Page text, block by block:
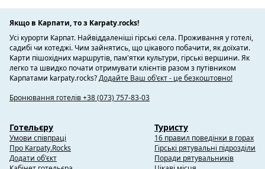
цінну продукцію - мед.
Територія села до її заселення, так і після формування
населеного пункту перебувала під володінням татар (1241,
1259 1538), угорців (1342), турків (1476, 1485, 1621, 1676),
росіян (1709, 1739, 1768), румунів (1918-1940, 1941-1944)
років. В 1899 році в австрійський період панування на
дізнаємося, що в тодішньому поселенні Горішні Станівці за
даними перепису населення 1890 р. проживало 1524 чол.
За національним складом вони були русини (українці). За
Якщо в Карпати, то з Karpaty.rocks!
Усі курорти Карпат. Найвіддаленіші гірські села. Проживання у готелі,
садибі чи котеджі. Чим зайнятись, що цікавого побачити, як доїхати.
Карти пішохідних маршрутів, пам'ятки культури, гірські вершини. Як
легко та швидко почати отримувати клієнтів разом з путівником
Карпатами karpaty.rocks?Додайте Ваш об'єкт - це безкоштовно!
Бронювання готелів +38 (073) 757-83-03
Готельєру
Умови співпраці
Про Karpaty.Rocks
Додати об'єкт
Туристу
16 правил поведінки в горах
Гірські рятувальні підрозділи
Поради рятувальників